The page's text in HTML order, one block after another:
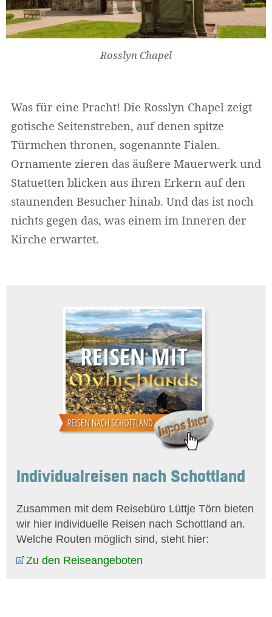
Rosslyn Chapel
Was für eine Pracht! Die Rosslyn Chapel zeigt
gotische Seitenstreben, auf denen spitze
Türmchen thronen, sogenannte Fialen.
Ornamente zieren das äußere Mauerwerk und
Statuetten blicken aus ihren Erkern auf den
staunenden Besucher hinab. Und das ist noch
nichts gegen das, was einem im Inneren der
Kirche erwartet.
Individualreisen nach Schottland
Zusammen mit dem Reisebüro Lüttje Törn bieten
wir hier individuelle Reisen nach Schottland an.
Welche Routen möglich sind, steht hier:
Zu den Reiseangeboten